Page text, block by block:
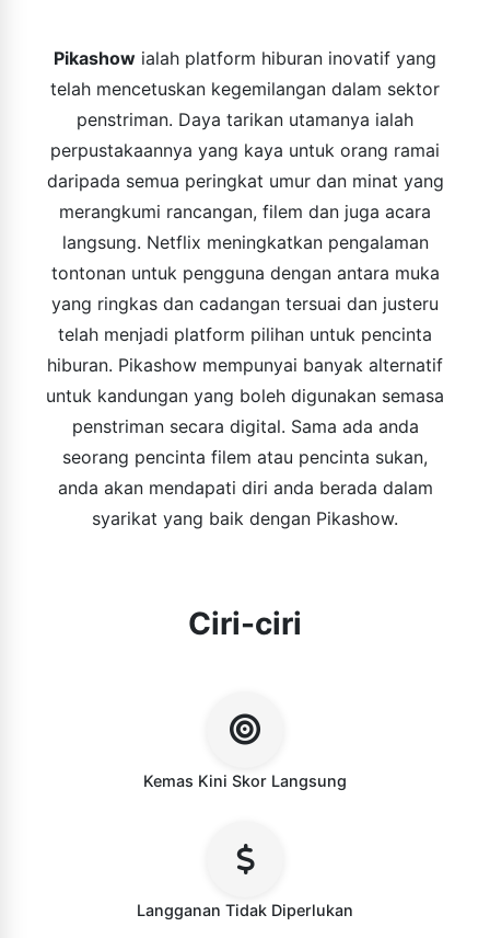
Pikashow ialah platform hiburan inovatif yang
telah mencetuskan kegemilangan dalam sektor
penstriman. Daya tarikan utamanya ialah
perpustakaannya yang kaya untuk orang ramai
daripada semua peringkat umur dan minat yang
merangkumi rancangan, filem dan juga acara
langsung. Netflix meningkatkan pengalaman
tontonan untuk pengguna dengan antara muka
yang ringkas dan cadangan tersuai dan justeru
telah menjadi platform pilihan untuk pencinta
hiburan. Pikashow mempunyai banyak alternatif
untuk kandungan yang boleh digunakan semasa
penstriman secara digital. Sama ada anda
seorang pencinta filem atau pencinta sukan,
anda akan mendapati diri anda berada dalam
syarikat yang baik dengan Pikashow.
Ciri-ciri
Kemas Kini Skor Langsung
Langganan Tidak Diperlukan